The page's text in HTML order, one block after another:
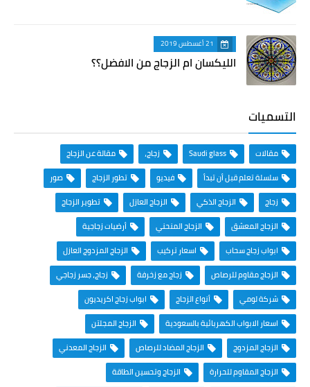
21 أغسطس 2019
الليكسان ام الزجاج من الافضل؟؟
التسميات
مقالات Saudi glass زجاج،
مقالة عن الزجاج
سلسلة تعلم قبل أن تبدأ
فيديو تطور الزجاج
صور
زجاج
الزجاج الذكي الزجاج العازل
تطوير الزجاج
الزجاج المعشق
الزجاج المنحني
أرضيات زجاجية
ابواب زجاج سحاب
اسعار تركيب
الزجاج المزدوج العازل
الزجاج مقاوم للرصاص
زجاج مع زخرفة
زجاج، جسر زجاجي
شركة لومي
أنواع الزجاج
ابواب زجاج اكريديون
اسعار الابواب الكهربائية بالسعودية
الزجاج المجلتن
الزجاج المزدوج
الزجاج المضاد للرصاص
الزجاج المعدني
الزجاج المقاوم للحرارة
الزجاج وتحسين الطاقة